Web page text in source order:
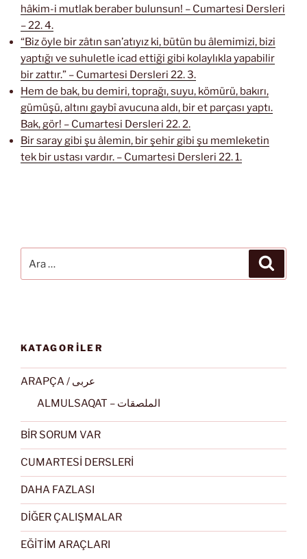
hâkim-i mutlak beraber bulunsun! – Cumartesi Dersleri
– 22. 4.
“Biz öyle bir zâtın san’atıyız ki, bütün bu âlemimizi, bizi
yaptığı ve suhuletle icad ettiği gibi kolaylıkla yapabilir
bir zattır.” – Cumartesi Dersleri 22. 3.
Hem de bak, bu demiri, toprağı, suyu, kömürü, bakırı,
gümüşü, altını gaybî avucuna aldı, bir et parçası yaptı.
Bak, gör! – Cumartesi Dersleri 22. 2.
Bir saray gibi şu âlemin, bir şehir gibi şu memleketin
tek bir ustası vardır. – Cumartesi Dersleri 22. 1.
KATAGORİLER
ARAPÇA / عربى
ALMULSAQAT – الملصقات
BİR SORUM VAR
CUMARTESİ DERSLERİ
DAHA FAZLASI
DİĞER ÇALIŞMALAR
EĞİTİM ARAÇLARI